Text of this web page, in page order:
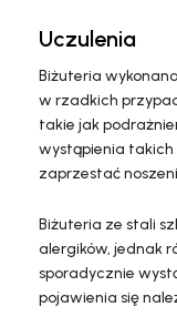
Uczulenia
Biżuteria
w rzadkich
takie jak
wystąpienia
zaprzestać
Biżuteria ze stali
alergików, jednak
sporadycznie
pojawienia się